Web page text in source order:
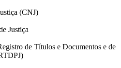
(CNJ)
Justiça
de Títulos e Documentos e de